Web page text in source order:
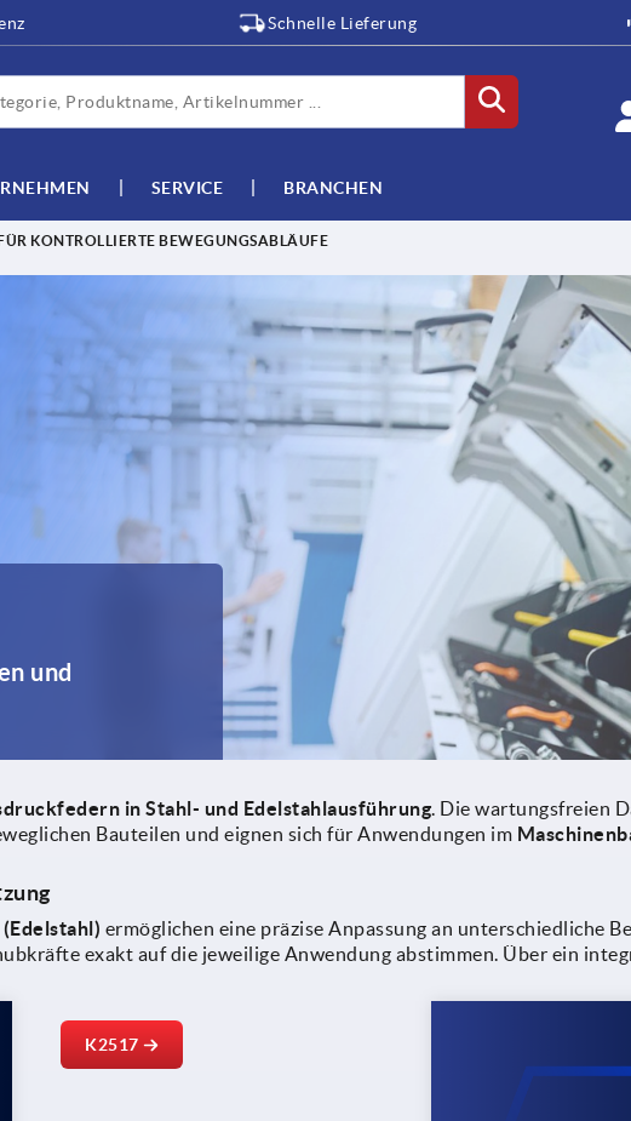
Schnelle Lieferung
SERVICE BRANCHEN
KONTROLLIERTE BEWEGUNGSABLÄUFE
und
in Stahl- und Edelstahlausführung. Die wartungsfreien
Bauteilen und eignen sich für Anwendungen im
ermöglichen eine präzise Anpassung an unterschiedliche
exakt auf die jeweilige Anwendung abstimmen. Über ein
K2517